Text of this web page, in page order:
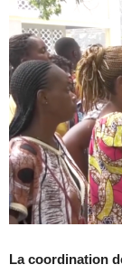
La coordination